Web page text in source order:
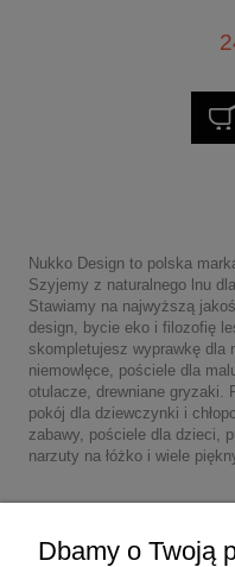
Nukko Design to polska
Szyjemy z naturalnego lnu
Stawiamy na najwyższą
design, bycie eko i filozofię
skompletujesz wyprawkę dla
niemowlęce, pościele dla
otulacze, drewniane gryzaki.
pokój dla dziewczynki i
zabawy, pościele dla dzieci,
narzuty na łóżko i wiele
Dbamy o Twoją